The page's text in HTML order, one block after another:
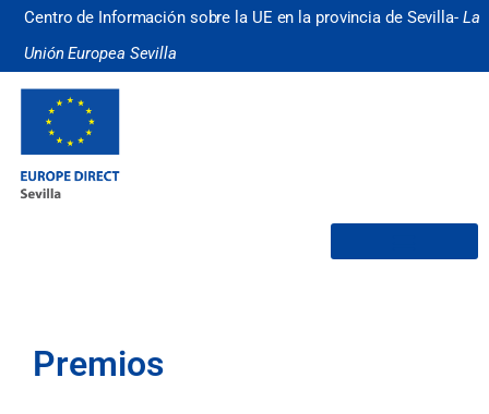
Centro de Información sobre la UE en la provincia de Sevilla- La
Unión Europea Sevilla
Premios